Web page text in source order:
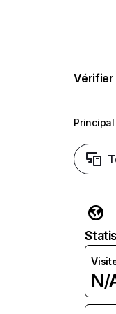
Vérifier
Principal
N/